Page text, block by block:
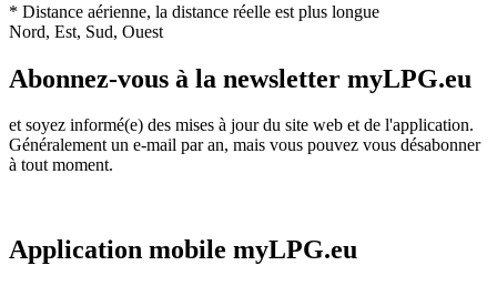
* Distance aérienne, la distance réelle est plus longue
Nord, Est, Sud, Ouest
Abonnez-vous à la newsletter myLPG.eu
et soyez informé(e) des mises à jour du site web et de l'application.
Généralement un e-mail par an, mais vous pouvez vous désabonner
à tout moment.
Application mobile myLPG.eu